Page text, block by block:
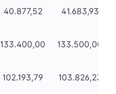
40.877,52 41.683,93
133.400,00 133.500,00
102.193,79 103.826,23